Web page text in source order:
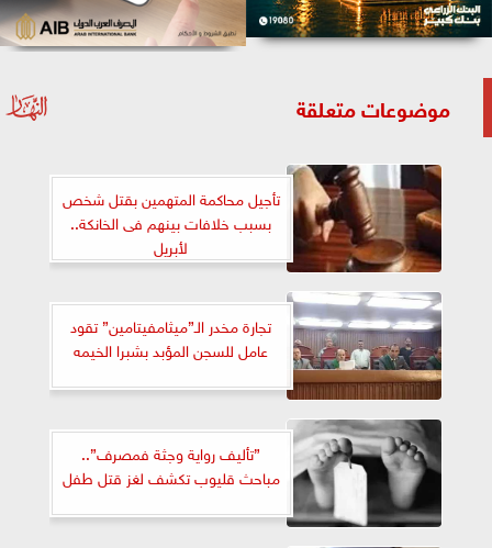
موضوعات متعلقة
تأجيل محاكمة المتهمين بقتل شخص
بسبب خلافات بينهم فى الخانكة..
لأبريل
تجارة مخدر الـ”ميثامفيتامين” تقود
عامل للسجن المؤبد بشبرا الخيمه
”تأليف رواية وجثة فمصرف”..
مباحث قليوب تكشف لغز قتل طفل